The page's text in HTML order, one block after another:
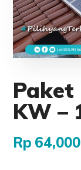
Paket
KW –
Rp